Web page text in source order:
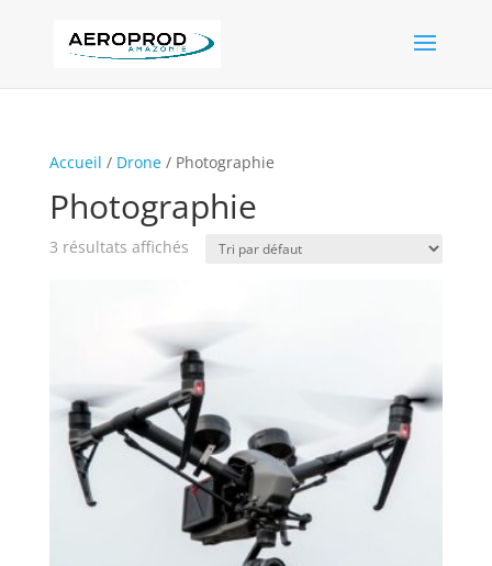
Accueil / Drone/ Photographie
Photographie
3 résultats affichés